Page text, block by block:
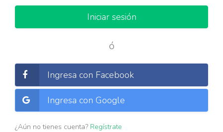
Toma el control de tu aprendizaje mediante
la mejor experiencia en Energías
Renovables, empieza con tu formación
Iniciar sesión
ó
Ingresa con Facebook
Ingresa con Google
¿Aún no tienes cuenta? Regístrate